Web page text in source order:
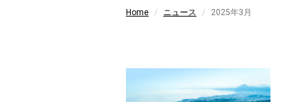
Home ニュース 2025年3月